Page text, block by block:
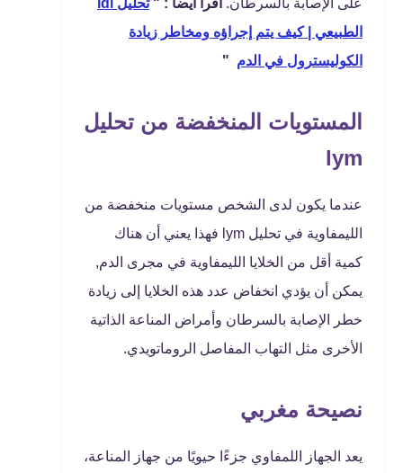
على الإصابة بالسرطان. اقرا ايضا : "
تحليل ldl
الطبيعي | كيف يتم إجراؤه ومخاطر زيادة
الكوليسترول في الدم "
المستويات المنخفضة من تحليل
lym
عندما يكون لدى الشخص مستويات منخفضة من
الليمفاوية في تحليل lym فهذا يعني أن هناك
كمية أقل من الخلايا الليمفاوية في مجرى الدم,
يمكن أن يؤدي انخفاض عدد هذه الخلايا إلى زيادة
خطر الإصابة بالسرطان وأمراض المناعة الذاتية
الأخرى مثل التهاب المفاصل الروماتويدي.
نصيحة مغربي
يعد الجهاز اللمفاوي جزءًا حيويًا من جهاز المناعة،